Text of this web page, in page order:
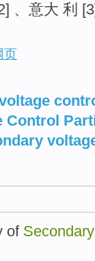
、意大 利
页
Control
of Secondary